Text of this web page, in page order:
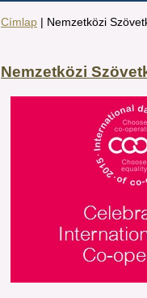
Címlap | Nemzetközi
Nemzetközi